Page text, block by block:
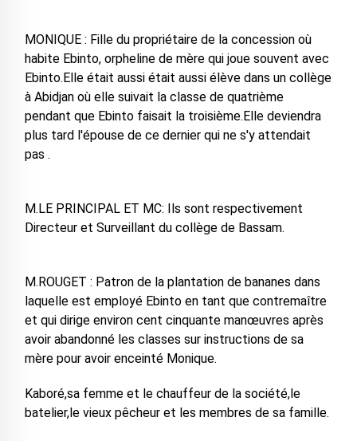
MONIQUE : Fille du propriétaire de la concession où
habite Ebinto, orpheline de mère qui joue souvent avec
Ebinto.Elle était aussi était aussi élève dans un collège
à Abidjan où elle suivait la classe de quatrième
pendant que Ebinto faisait la troisième.Elle deviendra
plus tard l'épouse de ce dernier qui ne s'y attendait
pas .
M.LE PRINCIPAL ET MC: Ils sont respectivement
Directeur et Surveillant du collège de Bassam.
M.ROUGET : Patron de la plantation de bananes dans
laquelle est employé Ebinto en tant que contremaître
et qui dirige environ cent cinquante manœuvres après
avoir abandonné les classes sur instructions de sa
mère pour avoir enceinté Monique.
Kaboré,sa femme et le chauffeur de la société,le
batelier,le vieux pêcheur et les membres de sa famille.